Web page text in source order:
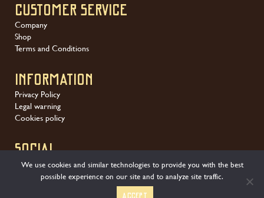
Customer service
Company
Shop
Terms and Conditions
Information
Privacy Policy
Legal warning
Cookies policy
SOCIAL
We use cookies and similar technologies to provide you with the best
possible experience on our site and to analyze site traffic.
Accept